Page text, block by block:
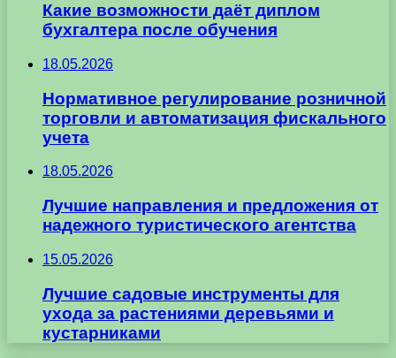
Какие возможности даёт диплом
бухгалтера после обучения
18.05.2026
Нормативное регулирование розничной
торговли и автоматизация фискального
учета
18.05.2026
Лучшие направления и предложения от
надежного туристического агентства
15.05.2026
Лучшие садовые инструменты для
ухода за растениями деревьями и
кустарниками